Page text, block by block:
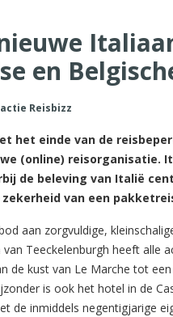
en
Reisbizz
het einde van de
(online) reisorganisatie.
de beleving van Italië
van een
aan zorgvuldige,
Teeckelenburgh heeft alle
de kust van Le Marche tot
is ook het hotel in de
de inmiddels negentigjarige